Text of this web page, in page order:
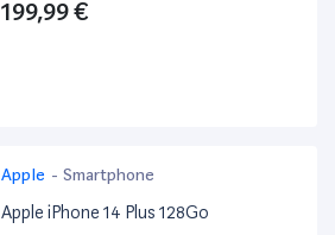
199,99 €
Apple - Smartphone
Apple iPhone 14 Plus 128Go